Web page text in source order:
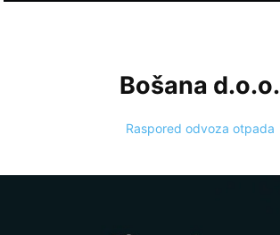
Bošana d.o.o.
Raspored odvoza otpada